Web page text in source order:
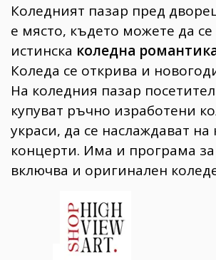
Коледният пазар пред
е място, където можете да се
истинска коледна
Коледа се открива и
На коледния пазар
купуват ръчно изработени
украси, да се наслаждават на
концерти. Има и програма
включва и оригинален